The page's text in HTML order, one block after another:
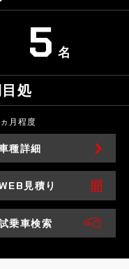
5名
処
月程度
種詳細
見積り
乗車検索